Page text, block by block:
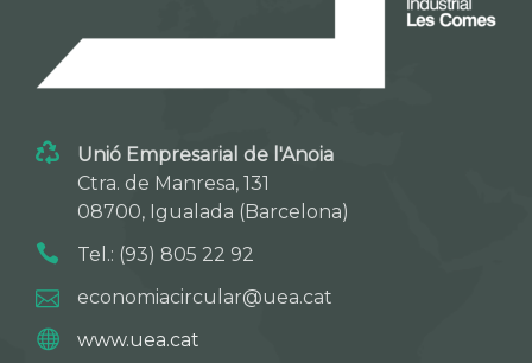
Unió Empresarial de l'Anoia
Ctra. de Manresa, 131
08700, Igualada (Barcelona)
Tel.: (93) 805 22 92
economiacircular@uea.cat
www.uea.cat